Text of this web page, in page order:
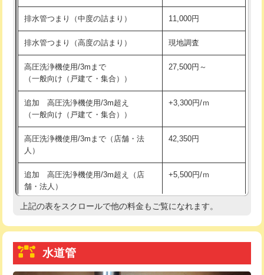
持込商品取付（浄水器・分岐水栓） 16,500円
給水管工事※（ホール加工) 16,500円
給水管工事※（バンド止め) 3,300円
給水管工事※（支持金具設置)
給水管工事※（保温材使用（バンド止
め込み）)
5,500円
給水管工事※（土の掘削・埋め戻し作
業)
11,000円
給水管工事※（塩ビ管（VP・HI）使
用/3ｍまで)
33,000円
給水管工事※（塩ビ管（VP・HI）使
+8,800円
給水管工事※（ライニング鋼管・銅
管・ポリ管・HT管使用/3ｍまで)
排水管つまり（中度の詰まり） 11,000円
排水管つまり（高度の詰まり） 現地調査
高圧洗浄機使用/3mまで
（一般向け（戸建て・集合））
27,500円～
追加 高圧洗浄機使用/3m超え
（一般向け（戸建て・集合））
+3,300円/ｍ
高圧洗浄機使用/3mまで（店舗・法
人）
42,350円
追加 高圧洗浄機使用/3m超え（店
舗・法人）
+5,500円/ｍ
高度高圧洗浄換 現地調査
トーラー機使用/3mまで
上記の表をスクロールで他の料金もご覧になれます。
水道管